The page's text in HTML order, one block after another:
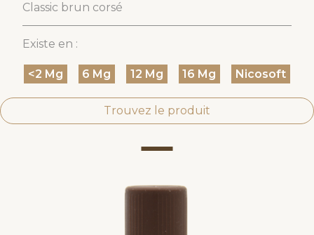
Classic brun corsé
Existe en :
<2 Mg 6 Mg 12 Mg 16 Mg Nicosoft
Trouvez le produit